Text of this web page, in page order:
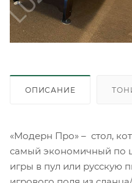
ОПИСАНИЕ
«Модерн Про» – стол,
самый экономичный по
игры в пул или русскую